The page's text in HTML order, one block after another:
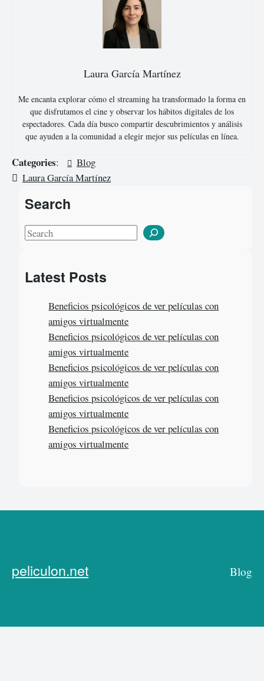
Laura García Martínez
Me encanta explorar cómo el streaming ha transformado la forma en
que disfrutamos el cine y observar los hábitos digitales de los
espectadores. Cada día busco compartir descubrimientos y análisis
que ayuden a la comunidad a elegir mejor sus películas en línea.
Categories:
Blog
Laura García Martínez
Search
S
r
Latest Posts
Beneficios psicológicos de ver películas con
amigos virtualmente
Beneficios psicológicos de ver películas con
amigos virtualmente
Beneficios psicológicos de ver películas con
amigos virtualmente
Beneficios psicológicos de ver películas con
amigos virtualmente
Beneficios psicológicos de ver películas con
amigos virtualmente
peliculon.net Blog